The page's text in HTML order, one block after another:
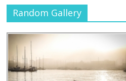
Random Gallery